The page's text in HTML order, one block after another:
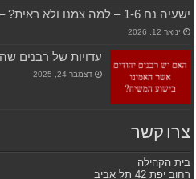
ישעיה נח 1-6 – למה צמנו ולא ראית? – האח מיכאל בנטלי
ינואר 12, 2026
עדויות של רבנים
דצמבר 24, 2025
צרו קשר
בית הקהילה
רחוב יפת 42 תל אביב